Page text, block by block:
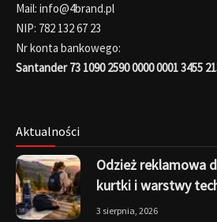
Mail: info@4brand.pl
NIP: 782 132 67 23
Nr konta bankowego:
Santander 73 1090 2590 0000 0001 3455
Aktualności
Odzież reklamowa
kurtki i warstwy
3 sierpnia, 2026